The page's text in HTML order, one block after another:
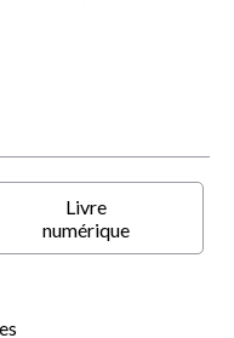
avons trouvé des
apostrophe le lecteur
inaccessible aux
Livre
numérique